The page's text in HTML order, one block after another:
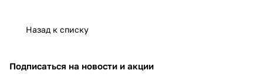
Назад к списку
Подписаться на новости и акции